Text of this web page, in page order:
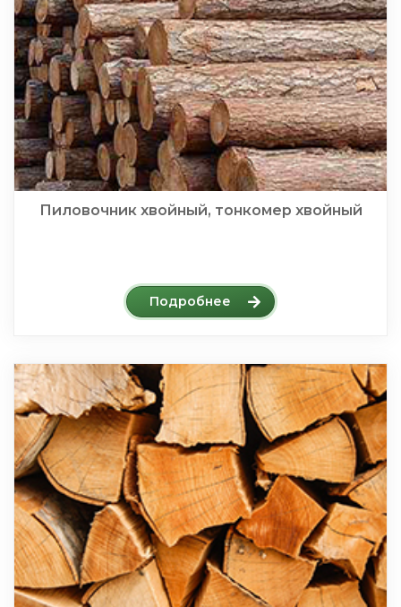
Пиловочник хвойный, тонкомер хвойный
Подробнее